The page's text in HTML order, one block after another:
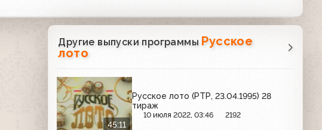
Другие выпуски программы Русское
лото
45:11
Русское лото (РТР, 23.04.1995) 28
тираж
10 июля 2022, 03:46 2192